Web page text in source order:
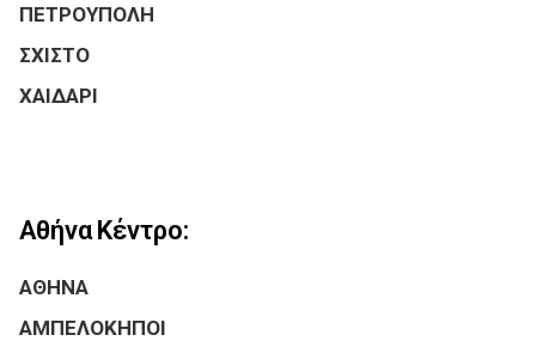
ΠΕΤΡΟΥΠΟΛΗ
ΣΧΙΣΤΟ
ΧΑΙΔΑΡΙ
Αθήνα Κέντρο:
ΑΘΗΝΑ
ΑΜΠΕΛΟΚΗΠΟΙ